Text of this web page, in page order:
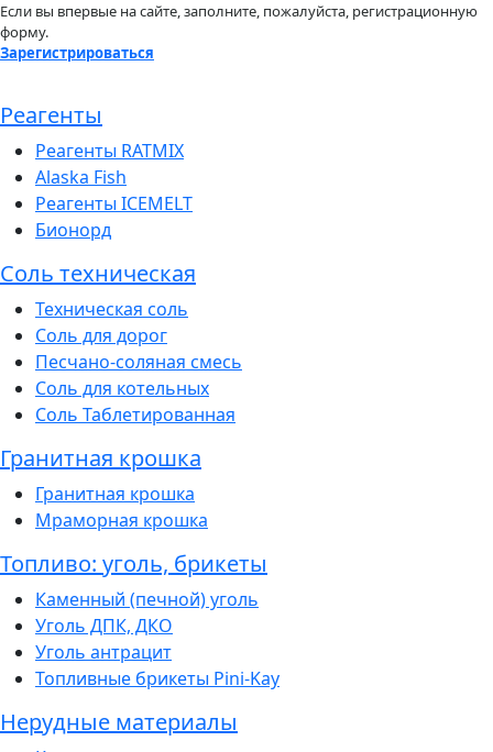
Если вы впервые на сайте, заполните, пожалуйста, регистрационную
форму.
Зарегистрироваться
Реагенты
Реагенты RATMIX
Alaska Fish
Реагенты ICEMELT
Бионорд
Соль техническая
Техническая соль
Соль для дорог
Песчано-соляная смесь
Соль для котельных
Соль Таблетированная
Гранитная крошка
Гранитная крошка
Мраморная крошка
Топливо: уголь, брикеты
Каменный (печной) уголь
Уголь ДПК, ДКО
Уголь антрацит
Топливные брикеты Pini-Kay
Нерудные материалы